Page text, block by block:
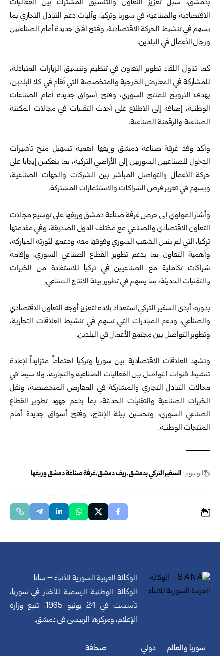
بدمشق، سبل تعزيز التعاون والتنسيق المشترك بين الفعاليات
الاقتصادية والصناعية في سوريا وتركيا، وآليات دعم التبادل التجاري بما
يسهم في تنشيط الحركة الاقتصادية، وفتح آفاق جديدة أمام الصناعيين
ورجال الأعمال في البلدين.
كما تناول اللقاء تطوير التعاون في تنظيم وتنسيق الزيارات المتبادلة،
للمشاركة في المعارض الخارجية والمتخصصة التي تُقام في كلا البلدين،
بهدف الترويج للمنتج السوري، وفتح أسواق جديدة أمام الصناعات
الوطنية، إضافة إلى الاطلاع على أحدث التقنيات في مجالات المكننة
الصناعية والرقمنة الصناعية.
وأكد وفد غرفة صناعة دمشق وريفها أهمية تسهيل منح تأشيرات
الدخول للصناعيين السوريين إلى الأراضي التركية، بما ينعكس إيجاباً على
حركة الأعمال والتواصل المباشر بين الشركات والجهات الصناعية،
ويسهم في تعزيز فرص الشراكات والاستثمارات المشتركة.
وأشار المولوي إلى حرص غرفة صناعة دمشق وريفها على توسيع مجالات
التعاون الاقتصادي والصناعي مع مختلف الدول الصديقة، وفي مقدمتها
تركيا، التي لم ينس الشعب السوري وقوفها معه ودعمها لثورته المباركة،
وأهمية التعاون بما يدعم تطوير القطاع الصناعي السوري، وإقامة
شراكات تكاملية مع الصناعيين في تركيا للاستفادة من الخبرات
والتقنيات الحديثة، بما يسهم في تطوير بيئة الإنتاج الصناعي.
بدوره، أبدى السفير التركي استعداد بلاده لتعزيز أوجه التعاون الاقتصادي
والصناعي، ودعم المبادرات التي تسهم في تنشيط العلاقات التجارية،
وتطوير التواصل بين مجتمع الأعمال في البلدين.
وتشهد العلاقات الاقتصادية بين سوريا وتركيا اهتماماً متزايداً لإعادة
تنشيط قنوات التواصل بين الفعاليات الصناعية والتجارية، ولا سيما في
مجالات التبادل التجاري والمشاركة في المعارض المتخصصة، ونقل
الخبرات الصناعية والتقنيات الحديثة، بما يدعم جهود تطوير القطاع
الصناعي السوري، وتحسين بيئة الإنتاج، وفتح أسواق جديدة أمام
المنتجات الوطنية.
الوسوم: السفير التركي بدمشق ريف دمشق غرفة صناعة دمشق وريفها
الوكالة العربية السورية للأنباء – سانا
الوكالة الوطنية الرسمية للأخبار في سوريا،
تأسست في 24 يونيو 1965. تتبع وزارة
الإعلام، ومركزها الرئيسي في دمشق.
سوريا والعالم دولي صحافة